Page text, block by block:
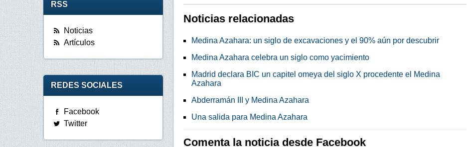
Noticias relacionadas
Medina Azahara: un siglo de excavaciones y el 90% aún por descubrir
Medina Azahara celebra un siglo como yacimiento
Madrid declara BIC un capitel omeya del siglo X procedente el Medina
Azahara
Abderramán III y Medina Azahara
Una salida para Medina Azahara
Comenta la noticia desde Facebook
RSS
Noticias
Artículos
REDES SOCIALES
Facebook
Twitter